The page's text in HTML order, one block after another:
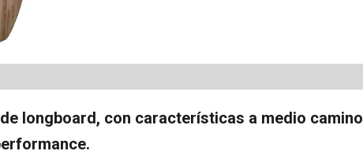
longboard, con características a medio camino